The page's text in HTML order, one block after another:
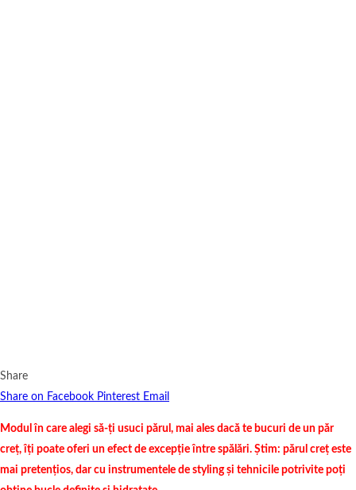
Share
Share on Facebook Pinterest Email
Modul în care alegi să-ți usuci părul, mai ales dacă te bucuri de un păr
creț, îți poate oferi un efect de excepție între spălări. Știm: părul creț este
mai pretențios, dar cu instrumentele de styling și tehnicile potrivite poți